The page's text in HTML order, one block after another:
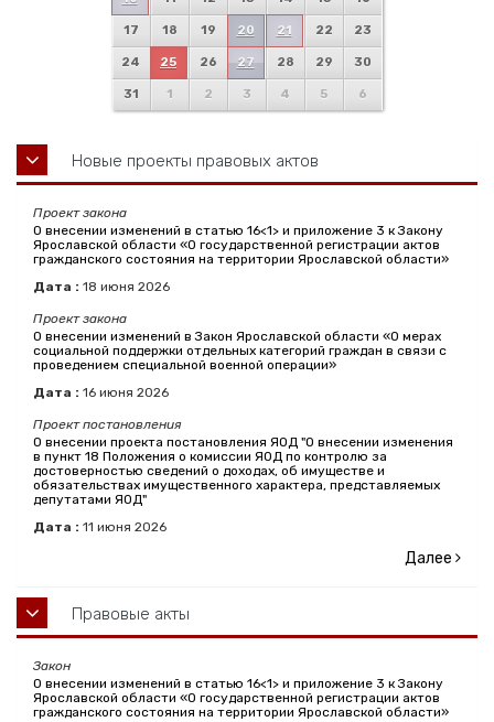
17 18 19 20 21 22 23
24 25 26 27 28 29 30
31 1 2 3 4 5 6
Новые проекты правовых актов
Проект закона
О внесении изменений в статью 16<1> и приложение 3 к Закону
Ярославской области «О государственной регистрации актов
гражданского состояния на территории Ярославской области»
Дата : 18 июня 2026
Проект закона
О внесении изменений в Закон Ярославской области «О мерах
социальной поддержки отдельных категорий граждан в связи с
проведением специальной военной операции»
Дата : 16 июня 2026
Проект постановления
О внесении проекта постановления ЯОД "О внесении изменения
в пункт 18 Положения о комиссии ЯОД по контролю за
достоверностью сведений о доходах, об имуществе и
обязательствах имущественного характера, представляемых
депутатами ЯОД"
Дата : 11 июня 2026
Далее
Правовые акты
Закон
О внесении изменений в статью 16<1> и приложение 3 к Закону
Ярославской области «О государственной регистрации актов
гражданского состояния на территории Ярославской области»